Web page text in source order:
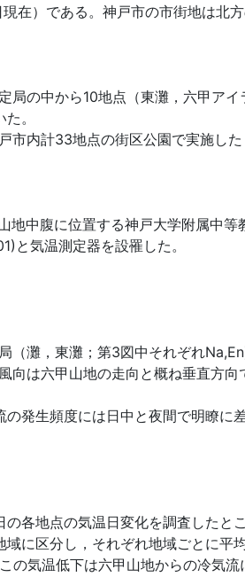
）である。神戸市の市街地は北
の中から10地点（東灘，六甲ア
。
内計33地点の街区公園で実施し
中腹に位置する神戸大学附属中
と気温測定器を設罹した。
灘，東灘；第3図中それぞれ
は六甲山地の走向と概ね垂直方
発生頻度には日中と夜間で明瞭に
各地点の気温日変化を調査したと
に区分し，それぞれ地域ごとに平
気温低下は六甲山地からの冷気流